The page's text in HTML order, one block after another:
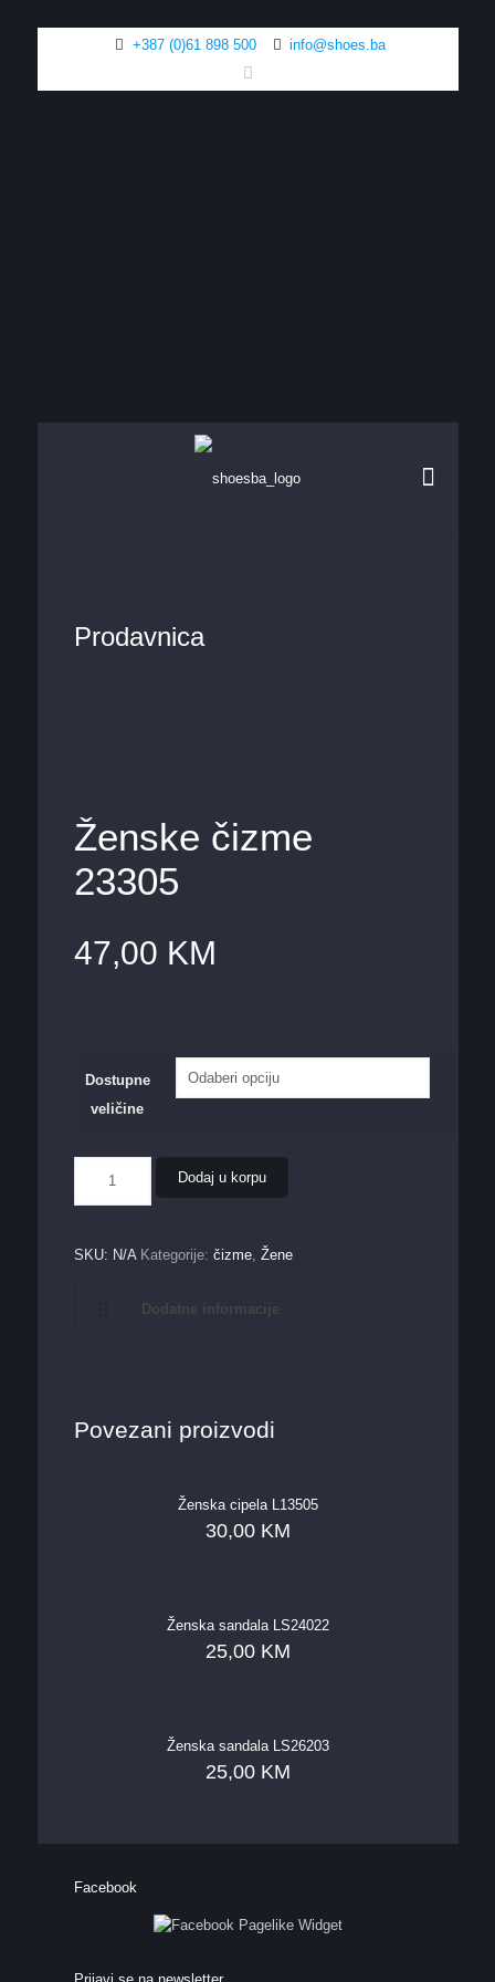
+387 (0)61 898 500 info@shoes.ba
Prodavnica
Ženske čizme
23305
47,00 KM
Dostupne
veličine
čizme
23305
Dodaj u korpu
SKU: N/A Kategorije: čizme, Žene
Dodatne informacije
Povezani proizvodi
Ženska cipela L13505
30,00 KM
Ženska sandala LS24022
25,00 KM
Ženska sandala LS26203
25,00 KM
Facebook